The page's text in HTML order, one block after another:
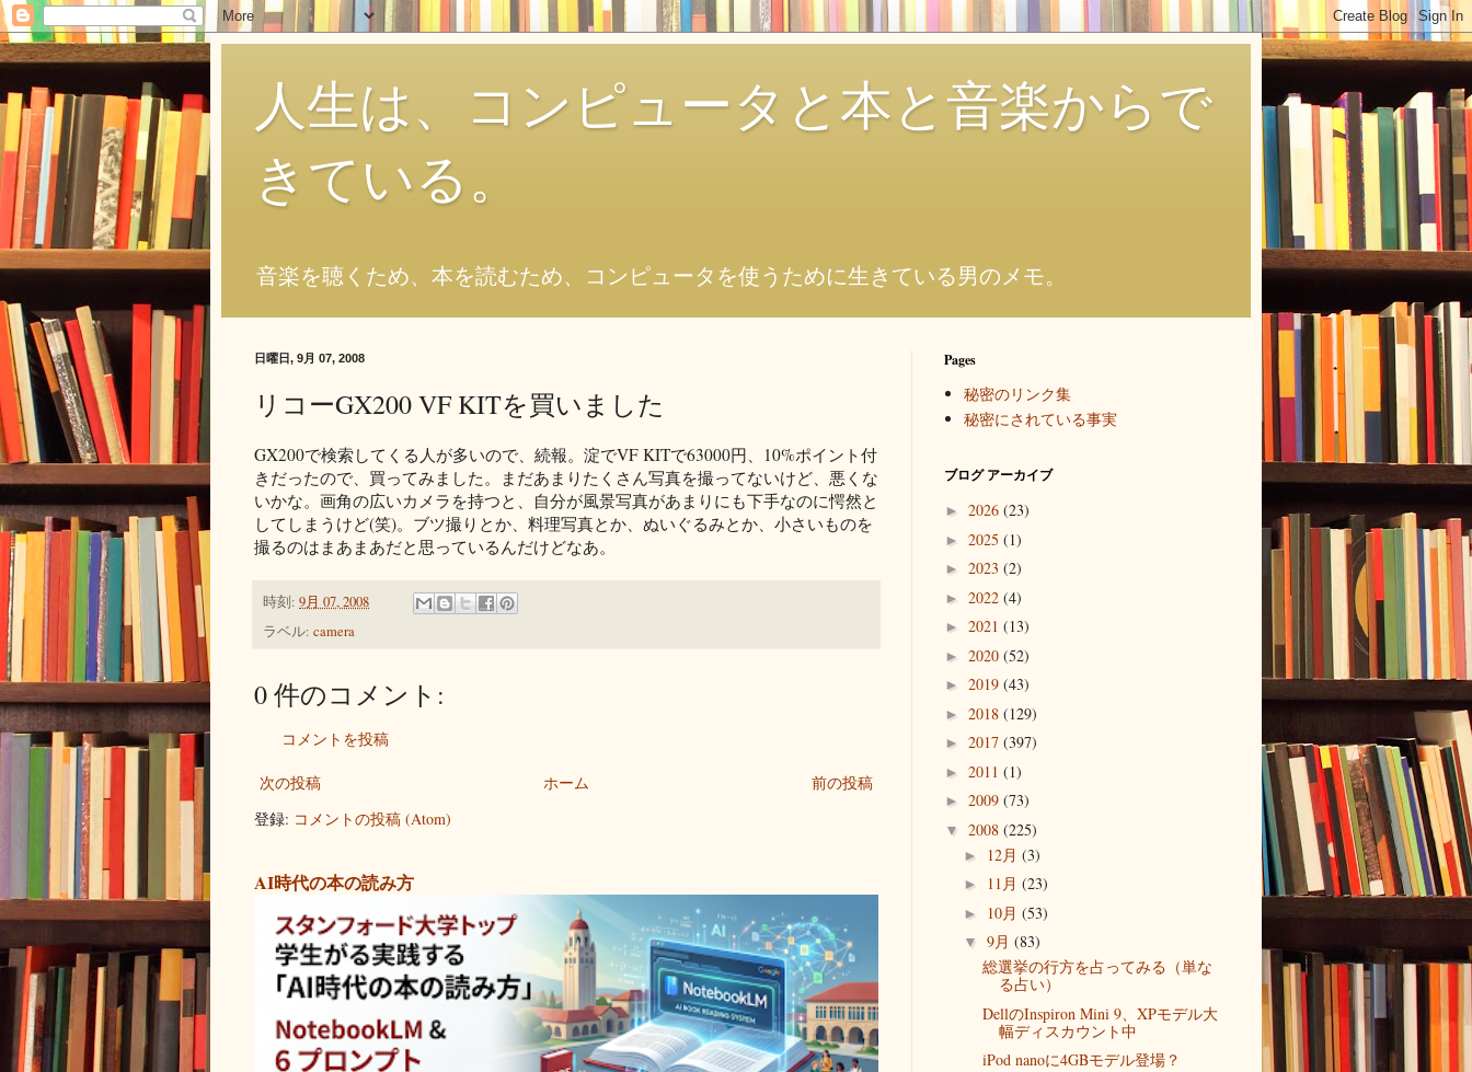
人生は、コンピュータと本と音楽からで
きている。
音楽を聴くため、本を読むため、コンピュータを使うために生きている男のメモ。
日曜日, 9月 07, 2008
リコーGX200 VF KITを買いました
GX200で検索してくる人が多いので、続報。淀でVF KITで63000円、10%ポイント付
きだったので、買ってみました。まだあまりたくさん写真を撮ってないけど、悪くな
いかな。画角の広いカメラを持つと、自分が風景写真があまりにも下手なのに愕然と
してしまうけど(笑)。ブツ撮りとか、料理写真とか、ぬいぐるみとか、小さいものを
撮るのはまあまあだと思っているんだけどなあ。
時刻: 9月 07, 2008
ラベル: camera
0 件のコメント:
コメントを投稿
次の投稿 前の投稿
ホーム
登録: コメントの投稿 (Atom)
AI時代の本の読み方
Pages
秘密のリンク集
秘密にされている事実
ブログ アーカイブ
► 2026 (23)
► 2025 (1)
► 2023 (2)
► 2022 (4)
► 2021 (13)
► 2020 (52)
► 2019 (43)
► 2018 (129)
► 2017 (397)
► 2011 (1)
► 2009 (73)
▼ 2008 (225)
► 12月 (3)
► 11月 (23)
► 10月 (53)
▼ 9月 (83)
総選挙の行方を占ってみる（単な
る占い）
DellのInspiron Mini 9、XPモデル大
幅ディスカウント中
iPod nanoに4GBモデル登場？